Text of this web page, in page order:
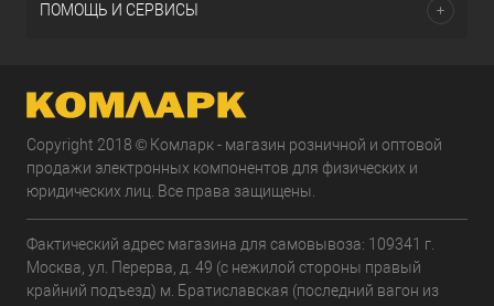
ПОМОЩЬ И СЕРВИСЫ
Copyright 2018 © Комларк - магазин розничной и оптовой
продажи электронных компонентов для физических и
юридических лиц. Все права защищены.
Фактический адрес магазина для самовывоза: 109341 г.
Москва, ул. Перерва, д. 49 (с нежилой стороны правый
крайний подъезд) м. Братиславская (последний вагон из